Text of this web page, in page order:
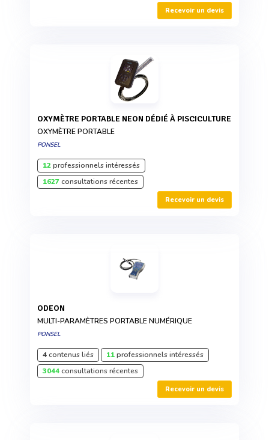
Recevoir un devis
OXYMÈTRE PORTABLE NEON DÉDIÉ À PISCICULTURE
OXYMÈTRE PORTABLE
PONSEL
12professionnels intéressés
1627consultations récentes
Recevoir un devis
ODEON
MULTI-PARAMÈTRES PORTABLE NUMÉRIQUE
PONSEL
4contenus liés 11professionnels intéressés
3044consultations récentes
Recevoir un devis